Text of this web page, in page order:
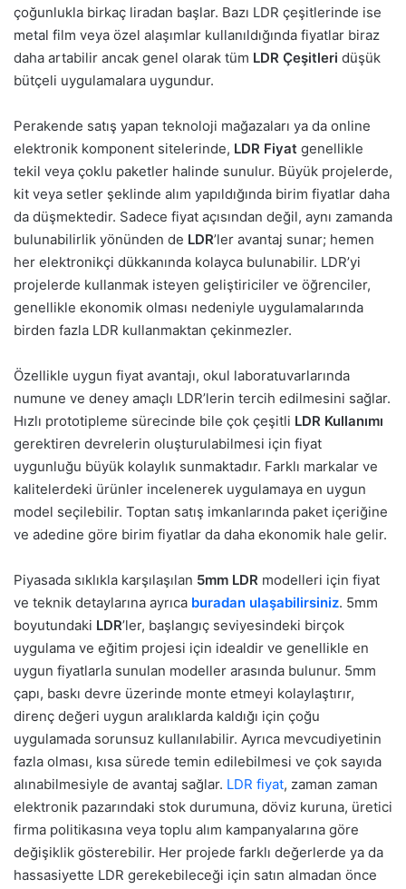
çoğunlukla birkaç liradan başlar. Bazı LDR çeşitlerinde ise
metal film veya özel alaşımlar kullanıldığında fiyatlar biraz
daha artabilir ancak genel olarak tüm LDR Çeşitleri düşük
bütçeli uygulamalara uygundur.
Perakende satış yapan teknoloji mağazaları ya da online
elektronik komponent sitelerinde, LDR Fiyat genellikle
tekil veya çoklu paketler halinde sunulur. Büyük projelerde,
kit veya setler şeklinde alım yapıldığında birim fiyatlar daha
da düşmektedir. Sadece fiyat açısından değil, aynı zamanda
bulunabilirlik yönünden de LDR’ler avantaj sunar; hemen
her elektronikçi dükkanında kolayca bulunabilir. LDR’yi
projelerde kullanmak isteyen geliştiriciler ve öğrenciler,
genellikle ekonomik olması nedeniyle uygulamalarında
birden fazla LDR kullanmaktan çekinmezler.
Özellikle uygun fiyat avantajı, okul laboratuvarlarında
numune ve deney amaçlı LDR’lerin tercih edilmesini sağlar.
Hızlı prototipleme sürecinde bile çok çeşitli LDR Kullanımı
gerektiren devrelerin oluşturulabilmesi için fiyat
uygunluğu büyük kolaylık sunmaktadır. Farklı markalar ve
kalitelerdeki ürünler incelenerek uygulamaya en uygun
model seçilebilir. Toptan satış imkanlarında paket içeriğine
ve adedine göre birim fiyatlar da daha ekonomik hale gelir.
Piyasada sıklıkla karşılaşılan 5mm LDR modelleri için fiyat
ve teknik detaylarına ayrıca buradan ulaşabilirsiniz. 5mm
boyutundaki LDR’ler, başlangıç seviyesindeki birçok
uygulama ve eğitim projesi için idealdir ve genellikle en
uygun fiyatlarla sunulan modeller arasında bulunur. 5mm
çapı, baskı devre üzerinde monte etmeyi kolaylaştırır,
direnç değeri uygun aralıklarda kaldığı için çoğu
uygulamada sorunsuz kullanılabilir. Ayrıca mevcudiyetinin
fazla olması, kısa sürede temin edilebilmesi ve çok sayıda
alınabilmesiyle de avantaj sağlar. LDR fiyat, zaman zaman
elektronik pazarındaki stok durumuna, döviz kuruna, üretici
firma politikasına veya toplu alım kampanyalarına göre
değişiklik gösterebilir. Her projede farklı değerlerde ya da
hassasiyette LDR gerekebileceği için satın almadan önce